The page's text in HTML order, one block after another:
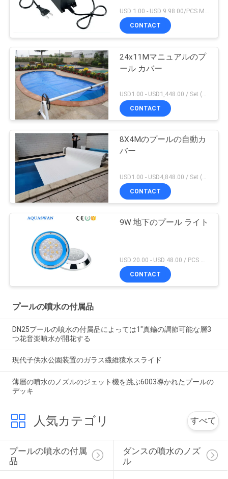
USD 1.00 - USD 9.98.00/PCS MOQ:1 PC
CONTACT
24x11Mマニュアルのプ
ール カバー
USD1.00 - USD1,448.00 / Set (3 Cover With 3 Roller), Only Cover USD1.50 - USD3.50 / Square Meter MOQ:1 PC
CONTACT
8X4Mのプールの自動カ
バー
USD1.00 - USD4,848.00 / Set (Cover With Roller), Only Cover USD28.00 - USD40.00 / Square Meter MOQ:1 PC
CONTACT
9W 地下のプール ライト
CONTACT
プールの噴水の付属品
DN25プールの噴水の付属品によっては1"真鍮の調節可能な層3
つ花音楽噴水が開花する
現代子供水公園装置のガラス繊維猿水スライド
薄層の噴水のノズルのジェット機を跳ぶ6003導かれたプールの
デッキ
人気カテゴリ すべて
プールの噴水の付属
品
ダンスの噴水のノズ
ル